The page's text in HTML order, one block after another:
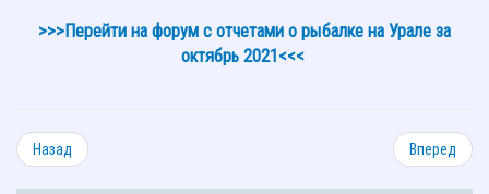
>>>Перейти на форум с отчетами о рыбалке на Урале за
октябрь 2021<<<
Назад Вперед